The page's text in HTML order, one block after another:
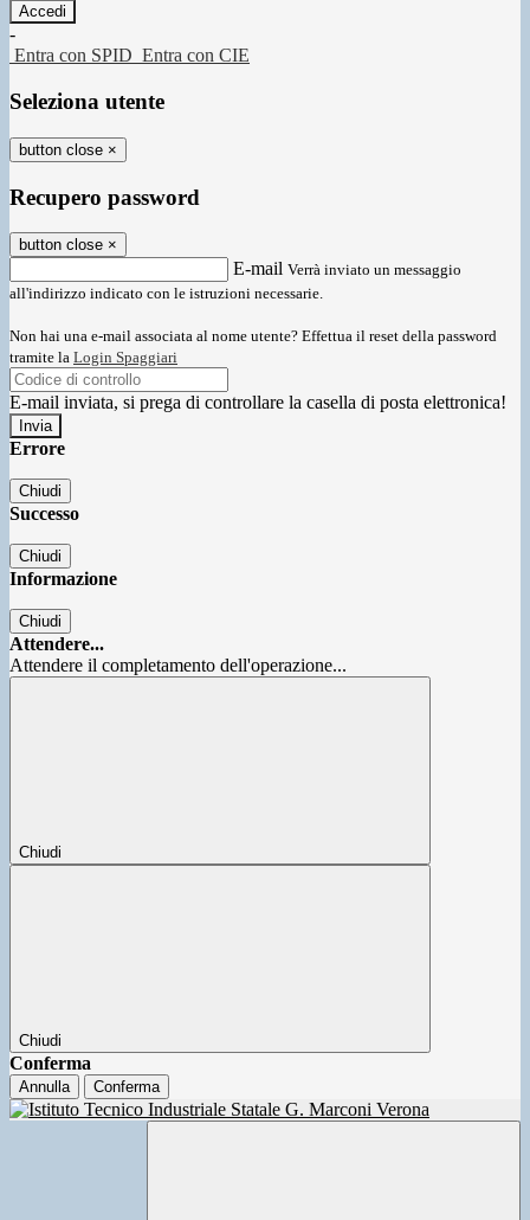
-
Entra con SPID Entra con CIE
Seleziona utente
button close ×
Recupero password
button close ×
E-mail Verrà inviato un messaggio
all'indirizzo indicato con le istruzioni necessarie.
Non hai una e-mail associata al nome utente? Effettua il reset della password
tramite la Login Spaggiari
E-mail inviata, si prega di controllare la casella di posta elettronica!
Errore
Chiudi
Successo
Chiudi
Informazione
Chiudi
Attendere...
Attendere il completamento dell'operazione...
Chiudi
Chiudi
Conferma
Annulla Conferma